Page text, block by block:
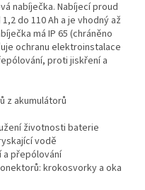
nabíječka. Nabíjecí proud
do 110 Ah a je vhodný až
má IP 65 (chráněno
ochranu elektroinstalace
proti jiskření a
z akumulátorů
životnosti baterie
vodě
přepólování
krokosvorky a oka